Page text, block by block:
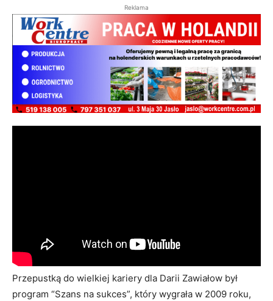
Reklama
Przepustką do wielkiej kariery dla Darii Zawiałow był
program “Szans na sukces”, który wygrała w 2009 roku,